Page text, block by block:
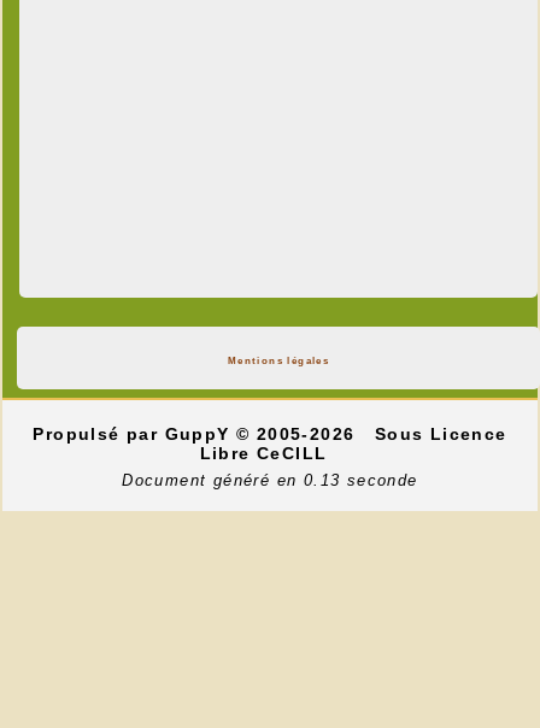
Mentions légales
Propulsé par GuppY© 2005-2026
Sous Licence
Libre CeCILL
Document généré en 0.13 seconde